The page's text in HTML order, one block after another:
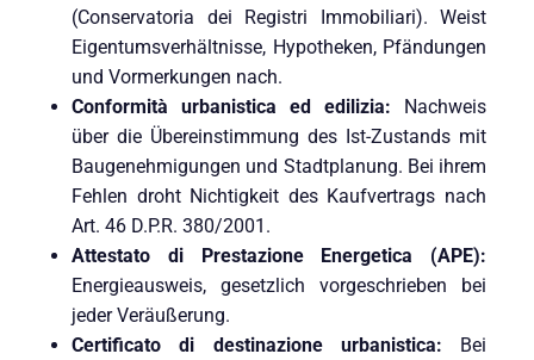
(Conservatoria dei Registri Immobiliari). Weist
Eigentumsverhältnisse, Hypotheken, Pfändungen
und Vormerkungen nach.
Conformità urbanistica ed edilizia: Nachweis
über die Übereinstimmung des Ist-Zustands mit
Baugenehmigungen und Stadtplanung. Bei ihrem
Fehlen droht Nichtigkeit des Kaufvertrags nach
Art. 46 D.P.R. 380/2001.
Attestato di Prestazione Energetica (APE):
Energieausweis, gesetzlich vorgeschrieben bei
jeder Veräußerung.
Certificato di destinazione urbanistica: Bei